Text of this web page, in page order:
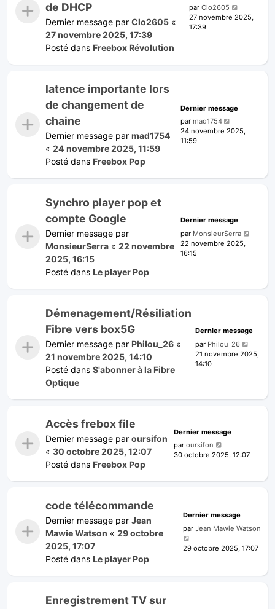
de DHCP
Dernier message par Clo2605 «
27 novembre 2025, 17:39
Posté dans Freebox Révolution
par Clo2605
27 novembre 2025,
17:39
latence importante lors
de changement de
chaine
Dernier message par mad1754
« 24 novembre 2025, 11:59
Posté dans Freebox Pop
Dernier message
par mad1754
24 novembre 2025,
11:59
Synchro player pop et
compte Google
Dernier message par
MonsieurSerra « 22 novembre
2025, 16:15
Posté dans Le player Pop
Dernier message
par MonsieurSerra
22 novembre 2025,
16:15
Démenagement/Résiliation
Fibre vers box5G
Dernier message par Philou_26 «
21 novembre 2025, 14:10
Posté dans S'abonner à la Fibre
Optique
Dernier message
par Philou_26
21 novembre 2025,
14:10
Accès frebox file
Dernier message par oursifon
« 30 octobre 2025, 12:07
Posté dans Freebox Pop
Dernier message
par oursifon
30 octobre 2025, 12:07
code télécommande
Dernier message par Jean
Mawie Watson « 29 octobre
2025, 17:07
Posté dans Le player Pop
Dernier message
par Jean Mawie Watson
29 octobre 2025, 17:07
Enregistrement TV sur